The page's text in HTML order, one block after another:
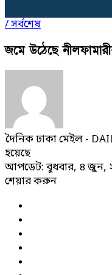
/সর্বশেষ
জমে উঠেছে
দৈনিক ঢাকা মেইল -
হয়েছে
আপডেট: বুধবার, ৪ জুন,
শেয়ার করুন